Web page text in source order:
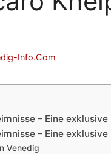
Info.Com
– Eine
– Eine
Venedig